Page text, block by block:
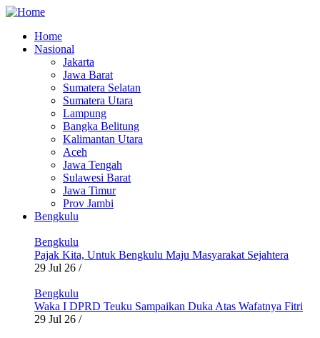
Skip
main
content
Main
navigation
Home
Nasional
Jakarta
Jawa Barat
Sumatera Selatan
Sumatera Utara
Lampung
Bangka Belitung
Kalimantan Utara
Aceh
Jawa Tengah
Sulawesi Barat
Jawa Timur
Prov Jambi
Bengkulu
Bengkulu
Pajak Kita, Untuk Bengkulu Maju Masyarakat Sejahtera
29 Jul 26 /
Bengkulu
Waka I DPRD Teuku Sampaikan Duka Atas Wafatnya Fitri
29 Jul 26 /